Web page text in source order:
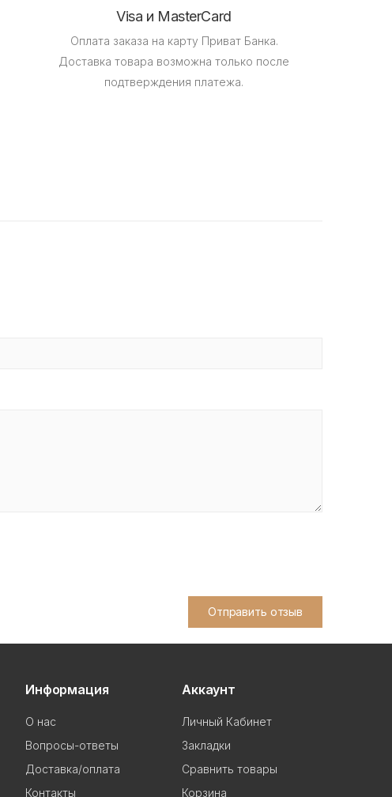
Visa и MasterCard
Оплата заказа на карту Приват Банка.
Доставка товара возможна только после
подтверждения платежа.
Отправить отзыв
Информация
О нас
Вопросы-ответы
Доставка/оплата
Контакты
Аккаунт
Личный Кабинет
Закладки
Сравнить товары
Корзина